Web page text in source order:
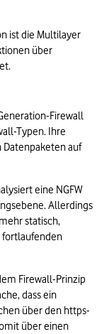
ist die Multilayer
über
Firewall
Typen. Ihre
Datenpaketen auf
eine NGFW
Allerdings
statisch,
fortlaufenden
Firewall-Prinzip
dass ein
über den https-
über einen